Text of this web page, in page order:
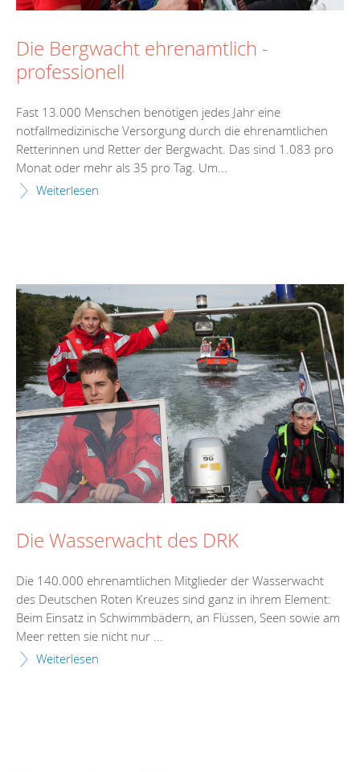
Die Bergwacht ehrenamtlich -
professionell
Fast 13.000 Menschen benötigen jedes Jahr eine
notfallmedizinische Versorgung durch die ehrenamtlichen
Retterinnen und Retter der Bergwacht. Das sind 1.083 pro
Monat oder mehr als 35 pro Tag. Um...
Weiterlesen
Die Wasserwacht des DRK
Die 140.000 ehrenamtlichen Mitglieder der Wasserwacht
des Deutschen Roten Kreuzes sind ganz in ihrem Element:
Beim Einsatz in Schwimmbädern, an Flüssen, Seen sowie am
Meer retten sie nicht nur ...
Weiterlesen